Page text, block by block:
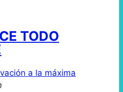
TODO
a la máxima